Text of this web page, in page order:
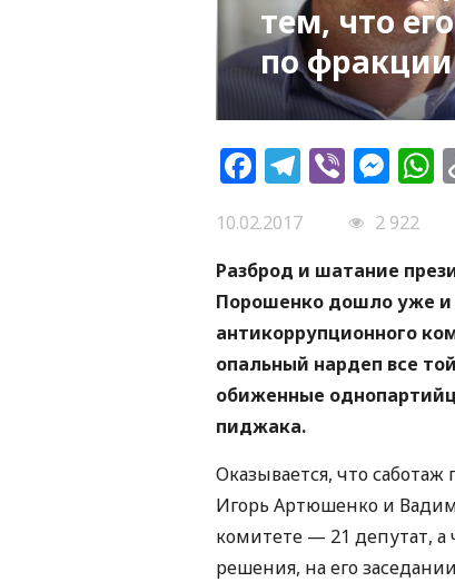
тем, что
по фракции
Facebook
Viber
10.02.2017
2 922
Разброд и шатание
Порошенко дошло уже и
антикоррупционного
опальный нардеп все
обиженные
пиджака.
Оказывается, что
Игорь Артюшенко и
комитете — 21 депутат,
решения, на его